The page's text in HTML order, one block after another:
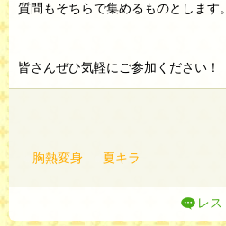
質問もそちらで集めるものとします。
皆さんぜひ気軽にご参加ください！
胸熱変身 夏キラ
レス